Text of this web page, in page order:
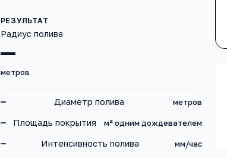
—
Радиус полива
метров
— Диаметр полива метров
— Площадь покрытия м² одним дождевателем
— Интенсивность полива мм/час